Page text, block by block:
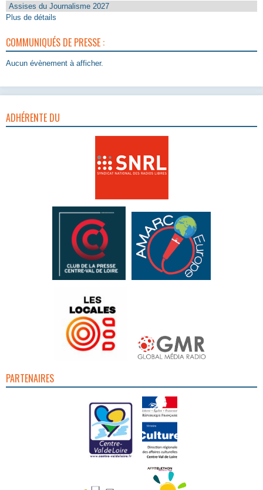
Assises du Journalisme 2027
Plus de détails
COMMUNIQUÉS DE PRESSE :
Aucun évènement à afficher.
ADHÉRENTE DU
PARTENAIRES